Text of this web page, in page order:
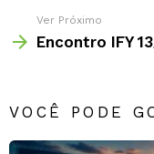
Ver Próximo
Encontro IFY
VOCÊ PODE